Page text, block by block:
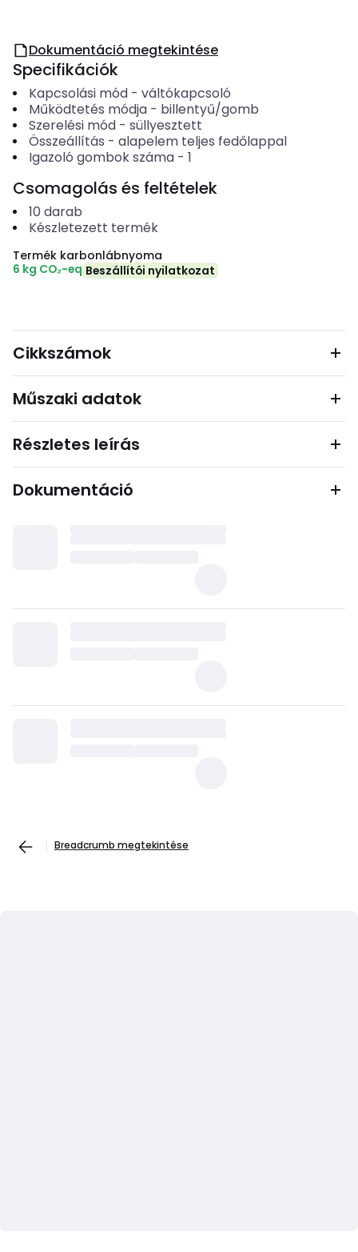
Dokumentáció megtekintése
Specifikációk
Kapcsolási mód- váltókapcsoló
Működtetés módja- billentyű/gomb
Szerelési mód- süllyesztett
Összeállítás - alapelem teljes fedőlappal
Igazoló gombok száma- 1
Csomagolás és feltételek
10 darab
Készletezett termék
Termék karbonlábnyoma
6 kg CO₂-eq Beszállítói nyilatkozat
Cikkszámok
Műszaki adatok
Részletes leírás
Dokumentáció
Breadcrumb megtekintése